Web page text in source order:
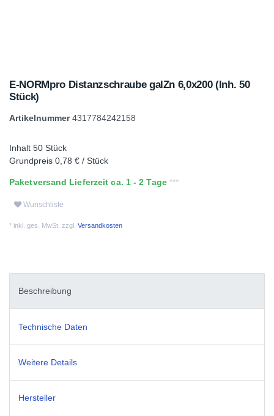
E-NORMpro Distanzschraube galZn 6,0x200 (Inh. 50
Stück)
Artikelnummer4317784242158
Inhalt 50 Stück
Grundpreis 0,78 € / Stück
Paketversand Lieferzeit ca. 1 - 2 Tage
Wunschliste
* inkl. ges. MwSt. zzgl. Versandkosten
Beschreibung
Technische Daten
Weitere Details
Hersteller